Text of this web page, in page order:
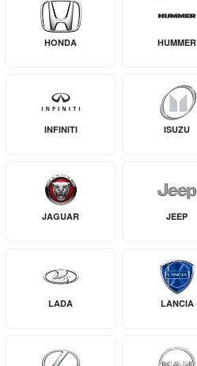
HONDA HUMMER
INFINITI ISUZU
JAGUAR JEEP
LADA LANCIA